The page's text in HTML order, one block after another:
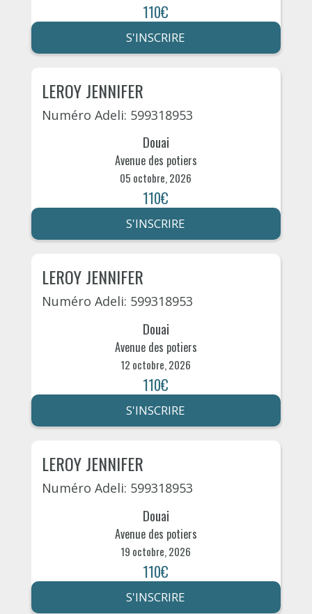
110€
S'INSCRIRE
LEROY JENNIFER
Numéro Adeli: 599318953
Douai
Avenue des potiers
05 octobre, 2026
110€
S'INSCRIRE
LEROY JENNIFER
Numéro Adeli: 599318953
Douai
Avenue des potiers
12 octobre, 2026
110€
S'INSCRIRE
LEROY JENNIFER
Numéro Adeli: 599318953
Douai
Avenue des potiers
19 octobre, 2026
110€
S'INSCRIRE